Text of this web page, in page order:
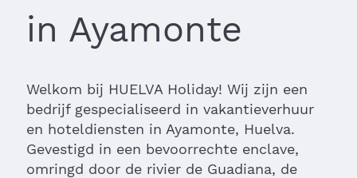
in Ayamonte
Welkom bij HUELVA Holiday! Wij zijn een
bedrijf gespecialiseerd in vakantieverhuur
en hoteldiensten in Ayamonte, Huelva.
Gevestigd in een bevoorrechte enclave,
omringd door de rivier de Guadiana, de